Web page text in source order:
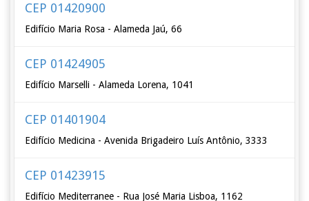
CEP 01420900
Edifício Maria Rosa - Alameda Jaú, 66
CEP 01424905
Edifício Marselli - Alameda Lorena, 1041
CEP 01401904
Edifício Medicina - Avenida Brigadeiro Luís Antônio, 3333
CEP 01423915
Edifício Mediterranee - Rua José Maria Lisboa, 1162